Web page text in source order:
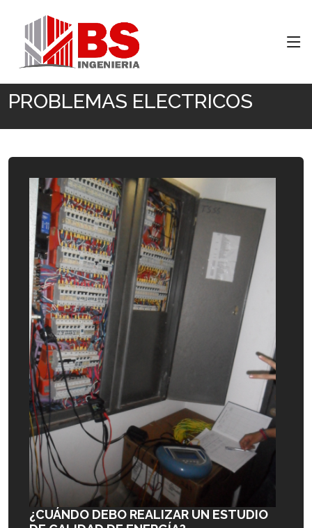
PROBLEMAS ELECTRICOS
¿CUÁNDO DEBO REALIZAR UN ESTUDIO